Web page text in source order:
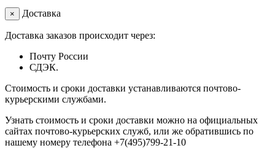
× Доставка
Доставка заказов происходит через:
Почту России
СДЭК.
Стоимость и сроки доставки устанавливаются почтово-
курьерскими службами.
Узнать стоимость и сроки доставки можно на официальных
сайтах почтово-курьерских служб, или же обратившись по
нашему номеру телефона +7(495)799-21-10